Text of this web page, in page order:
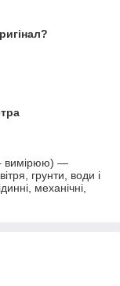
вимірюю) —
грунти, води і
механічні,